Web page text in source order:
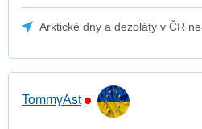
Arktické dny a dezoláty v ČR
TommyAst